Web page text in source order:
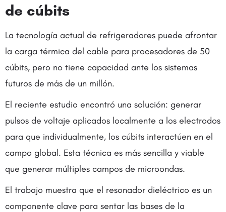
de cúbits
La tecnología actual de refrigeradores puede afrontar
la carga térmica del cable para procesadores de 50
cúbits, pero no tiene capacidad ante los sistemas
futuros de más de un millón.
El reciente estudio encontró una solución: generar
pulsos de voltaje aplicados localmente a los electrodos
para que individualmente, los cúbits interactúen en el
campo global. Esta técnica es más sencilla y viable
que generar múltiples campos de microondas.
El trabajo muestra que el resonador dieléctrico es un
componente clave para sentar las bases de la